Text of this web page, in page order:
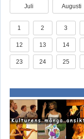
Juli Augusti
1 2 3
12 13 14
23 24 25